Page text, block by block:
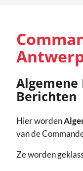
Algemene
Berichten
Hier worden
van de
Ze worden